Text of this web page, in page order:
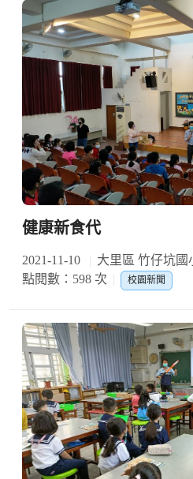
健康新食代
2021-11-10
大里區 竹仔坑國
點閱數：598 次
校園新聞